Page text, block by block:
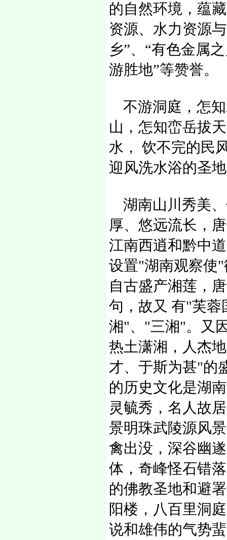
的自然环境，蕴
资源、水力资源
乡”、“有色金属
游胜地”等赞誉。
不游洞庭，怎
山，怎知峦岳拔
水， 饮不完的民
迎风洗水浴的圣
湖南山川秀美
厚、悠远流长，
江南西逍和黔中
设置"湖南观察使
自古盛产湘莲，
句，故又 有"芙
湘"、"三湘"。又
热土潇湘，人杰
才、于斯为甚"的
的历史文化是湖
灵毓秀，名人故
景明珠武陵源风
禽出没，深谷幽
体，奇峰怪石错
的佛教圣地和避
阳楼，八百里洞
说和雄伟的气势